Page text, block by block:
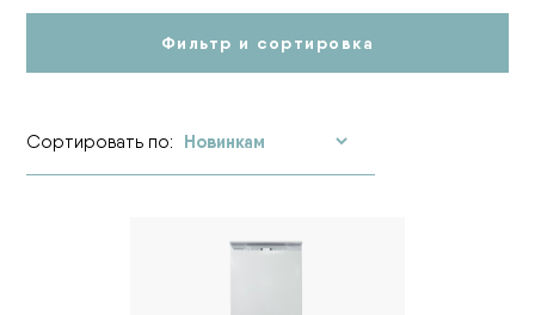
Фильтр и сортировка
Сортировать по: